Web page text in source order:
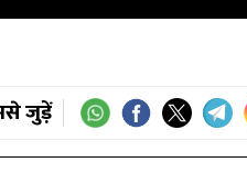
जुड़ें